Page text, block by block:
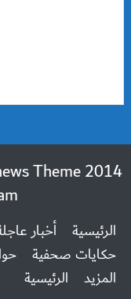
Theme
الرئيسية أخبار
حكايات صحفية
المزيد
الرئيسية